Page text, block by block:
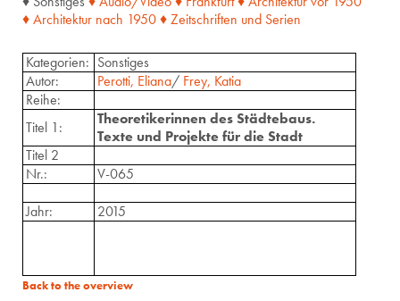
♦ Architektur nach 1950♦ Zeitschriften und Serien
Kategorien: Sonstiges
Autor:
Perotti, Eliana/ Frey, Katia
Reihe:
Titel 1:
Theoretikerinnen des Städtebaus.
Texte und Projekte für die Stadt
Titel 2
Nr.:
V-065
Jahr:
2015
Back to the overview